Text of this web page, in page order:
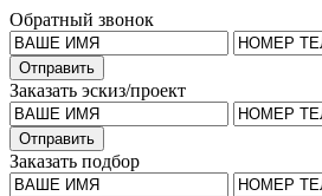
Обратный звонок
Заказать эскиз/проект
Заказать подбор